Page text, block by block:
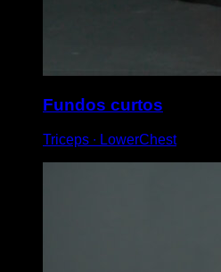
Fundos curtos
Triceps ∙ LowerChest